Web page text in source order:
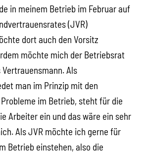
in meinem Betrieb im Februar auf
(JVR)
dort auch den Vorsitz
möchte mich der Betriebsrat
Als
man im Prinzip mit den
im Betrieb, steht für die
Arbeiter ein und das wäre ein sehr
Als JVR möchte ich gerne für
Betrieb einstehen, also die